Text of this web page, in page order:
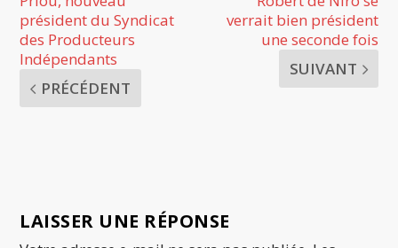
président du Syndicat
des Producteurs
Indépendants
PRÉCÉDENT
verrait bien président
une seconde fois
SUIVANT
LAISSER UNE RÉPONSE